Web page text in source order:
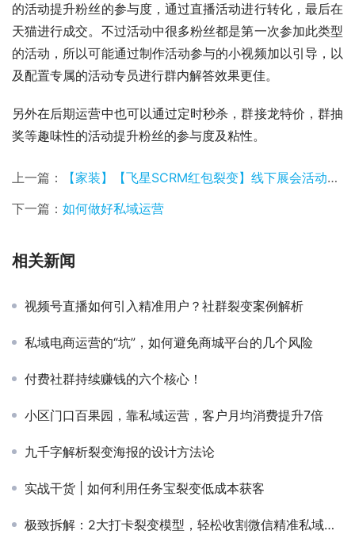
的活动提升粉丝的参与度，通过直播活动进行转化，最后在
天猫进行成交。不过活动中很多粉丝都是第一次参加此类型
的活动，所以可能通过制作活动参与的小视频加以引导，以
及配置专属的活动专员进行群内解答效果更佳。
另外在后期运营中也可以通过定时秒杀，群接龙特价，群抽
奖等趣味性的活动提升粉丝的参与度及粘性。
上一篇：
【家装】【飞星SCRM红包裂变】线下展会活动，如何两天涨粉2000+微信号？
下一篇： 如何做好私域运营
相关新闻
视频号直播如何引入精准用户？社群裂变案例解析
私域电商运营的“坑”，如何避免商城平台的几个风险
付费社群持续赚钱的六个核心！
小区门口百果园，靠私域运营，客户月均消费提升7倍
九千字解析裂变海报的设计方法论
实战干货 | 如何利用任务宝裂变低成本获客
极致拆解：2大打卡裂变模型，轻松收割微信精准私域流量